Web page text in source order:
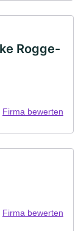
Rogge-
Firma bewerten
Firma bewerten